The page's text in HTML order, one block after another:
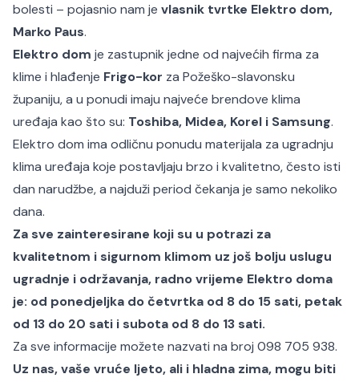
bolesti – pojasnio nam je vlasnik tvrtke Elektro dom,
Marko Paus.
Elektro dom je zastupnik jedne od najvećih firma za
klime i hlađenje Frigo-kor za Požeško-slavonsku
županiju, a u ponudi imaju najveće brendove klima
uređaja kao što su: Toshiba, Midea, Korel i Samsung.
Elektro dom ima odličnu ponudu materijala za ugradnju
klima uređaja koje postavljaju brzo i kvalitetno, često isti
dan narudžbe, a najduži period čekanja je samo nekoliko
dana.
Za sve zainteresirane koji su u potrazi za
kvalitetnom i sigurnom klimom uz još bolju uslugu
ugradnje i održavanja, radno vrijeme Elektro doma
je: od ponedjeljka do četvrtka od 8 do 15 sati, petak
od 13 do 20 sati i subota od 8 do 13 sati.
Za sve informacije možete nazvati na broj 098 705 938.
Uz nas, vaše vruće ljeto, ali i hladna zima, mogu biti